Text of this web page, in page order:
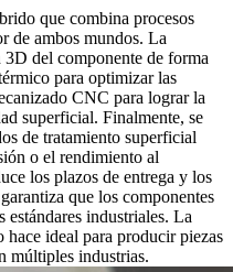
que combina procesos
de ambos mundos. La
del componente de forma
para optimizar las
CNC para lograr la
superficial. Finalmente, se
de tratamiento superficial
o el rendimiento al
los plazos de entrega y los
que los componentes
industriales. La
ideal para producir piezas
múltiples industrias.